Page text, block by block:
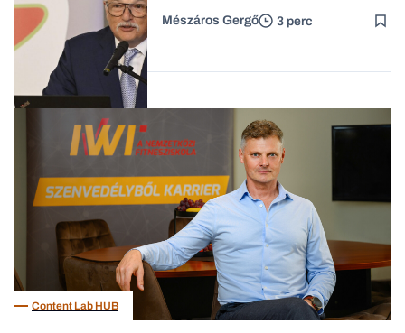
Családi
vállalkozások
Befektetés
Mészáros Gergő 3 perc
Content Lab HUB